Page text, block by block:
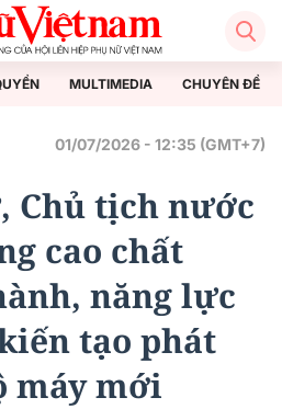
MULTIMEDIA CHUYÊN ĐỀ
01/07/2026 - 12:35 (GMT+7)
Chủ tịch nước
cao chất
năng lực
tạo phát
máy mới